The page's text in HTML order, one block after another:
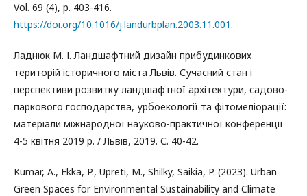
Vol. 69 (4), p. 403-416.
https://doi.org/10.1016/j.landurbplan.2003.11.001.
Ладнюк М. І. Ландшафтний дизайн прибудинкових
територій історичного міста Львів. Сучасний стан і
перспективи розвитку ландшафтної архітектури, садово-
паркового господарства, урбоекології та фітомеліорації:
матеріали міжнародної науково-практичної конференції
4-5 квітня 2019 р. / Львів, 2019. С. 40-42.
Kumar, A., Ekka, P., Upreti, M., Shilky, Saikia, P. (2023). Urban
Green Spaces for Environmental Sustainability and Climate